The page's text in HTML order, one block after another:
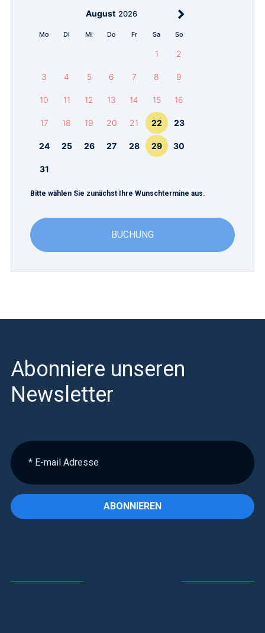
August 2026
Mo Di Mi Do Fr Sa So
1 2
3 4 5 6 7 8 9
10 11 12 13 14 15 16
17 18 19 20 21 22 23
24 25 26 27 28 29 30
31
Bitte wählen Sie zunächst Ihre Wunschtermine aus.
BUCHUNG
Abonniere unseren
Newsletter
ABONNIEREN